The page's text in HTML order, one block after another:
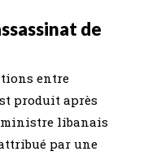
de
entre
produit après
ministre libanais
par une